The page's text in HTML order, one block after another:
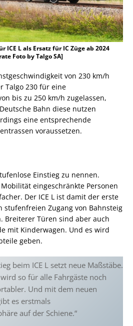
ICE L als Ersatz für IC Züge ab 2024
Foto by Talgo SA]
von 230 km/h
Talgo 230 für eine
bis zu 250 km/h zugelassen,
Bahn diese nutzen
eine entsprechende
voraussetzen.
Einstieg zu nennen.
eingeschränkte Personen
Der ICE L ist damit der erste
stufenfreien Zugang von Bahnsteig
Breiterer Türen sind aber auch
mit Kinderwagen. Und es wird
geben.
beim ICE L setzt neue Maßstäbe.
so für alle Fahrgäste noch
Und mit dem neuen
es erstmals
auf der Schiene.“